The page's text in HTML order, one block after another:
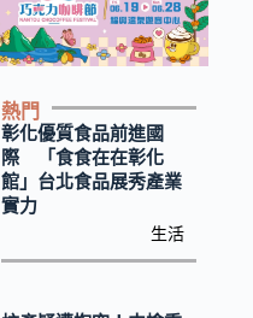
熱門
彰化優質食品前進國
際 「食食在在彰化
館」台北食品展秀產業
實力
生活